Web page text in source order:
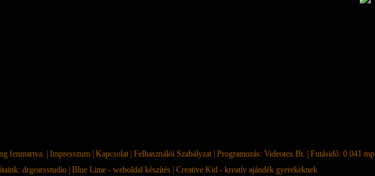
fenntartva. | Impresszum| Kapcsolat| Felhasználói Szabályzat| Programozás: Videotex Bt. | Futásidő: 0.041 mp
drgearsstudio| Blue Lime - weboldal készítés| Creative Kid - kreatív ajándék gyerekeknek